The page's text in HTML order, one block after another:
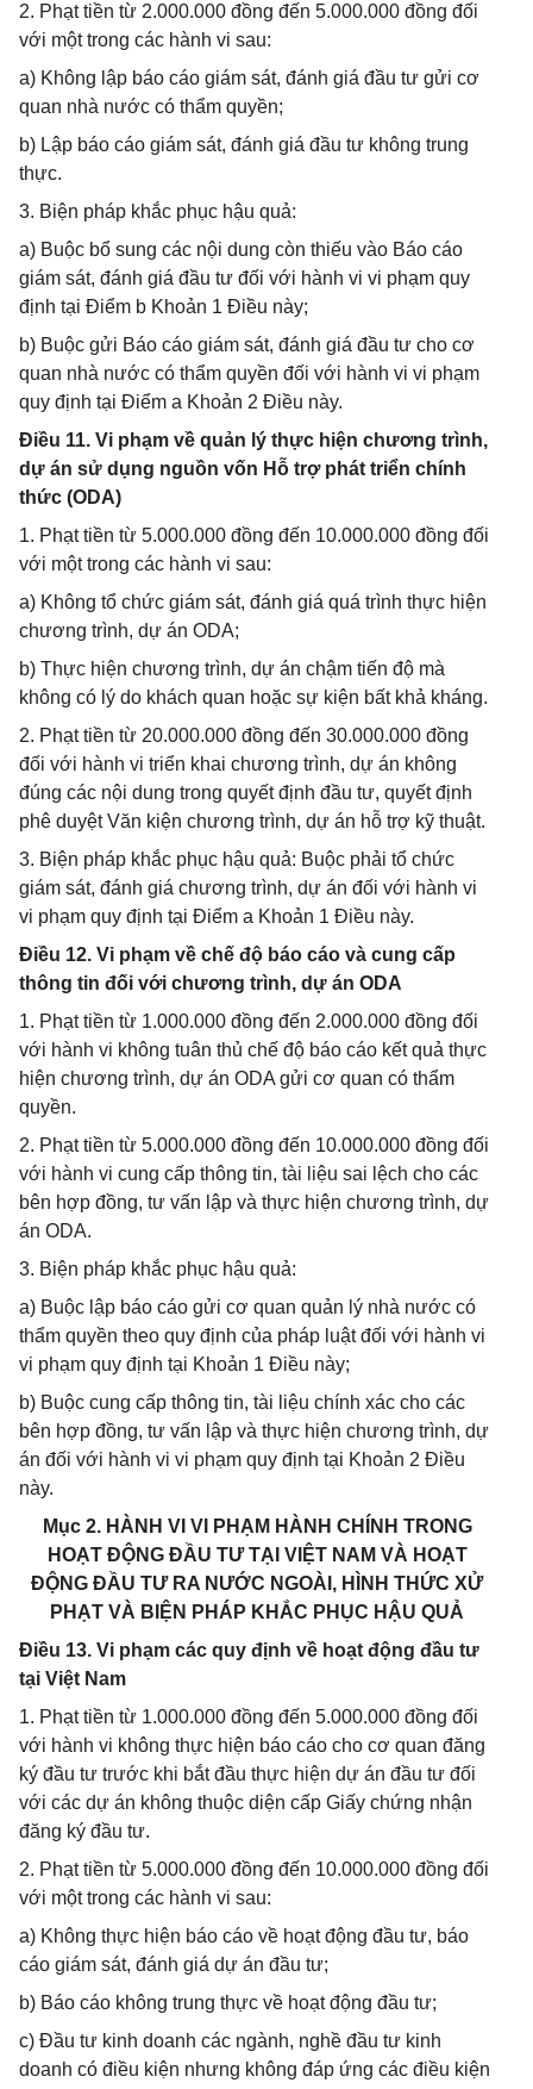
2. Phạt tiền từ 2.000.000 đồng đến 5.000.000 đồng đối
với một trong các hành vi sau:
a) Không lập báo cáo giám sát, đánh giá đầu tư gửi cơ
quan nhà nước có thẩm quyền;
b) Lập báo cáo giám sát, đánh giá đầu tư không trung
thực.
3. Biện pháp khắc phục hậu quả:
a) Buộc bổ sung các nội dung còn thiếu vào Báo cáo
giám sát, đánh giá đầu tư đối với hành vi vi phạm quy
định tại Điểm b Khoản 1 Điều này;
b) Buộc gửi Báo cáo giám sát, đánh giá đầu tư cho cơ
quan nhà nước có thẩm quyền đối với hành vi vi phạm
quy định tại Điểm a Khoản 2 Điều này.
Điều 11. Vi phạm về quản lý thực hiện chương trình,
dự án sử dụng nguồn vốn Hỗ trợ phát triển chính
thức (ODA)
1. Phạt tiền từ 5.000.000 đồng đến 10.000.000 đồng đối
với một trong các hành vi sau:
a) Không tổ chức giám sát, đánh giá quá trình thực hiện
chương trình, dự án ODA;
b) Thực hiện chương trình, dự án chậm tiến độ mà
không có lý do khách quan hoặc sự kiện bất khả kháng.
2. Phạt tiền từ 20.000.000 đồng đến 30.000.000 đồng
đối với hành vi triển khai chương trình, dự án không
đúng các nội dung trong quyết định đầu tư, quyết định
phê duyệt Văn kiện chương trình, dự án hỗ trợ kỹ thuật.
3. Biện pháp khắc phục hậu quả: Buộc phải tổ chức
giám sát, đánh giá chương trình, dự án đối với hành vi
vi phạm quy định tại Điểm a Khoản 1 Điều này.
Điều 12. Vi phạm về chế độ báo cáo và cung cấp
thông tin đối với chương trình, dự án ODA
1. Phạt tiền từ 1.000.000 đồng đến 2.000.000 đồng đối
với hành vi không tuân thủ chế độ báo cáo kết quả thực
hiện chương trình, dự án ODA gửi cơ quan có thẩm
quyền.
2. Phạt tiền từ 5.000.000 đồng đến 10.000.000 đồng đối
với hành vi cung cấp thông tin, tài liệu sai lệch cho các
bên hợp đồng, tư vấn lập và thực hiện chương trình, dự
án ODA.
3. Biện pháp khắc phục hậu quả:
a) Buộc lập báo cáo gửi cơ quan quản lý nhà nước có
thẩm quyền theo quy định của pháp luật đối với hành vi
vi phạm quy định tại Khoản 1 Điều này;
b) Buộc cung cấp thông tin, tài liệu chính xác cho các
bên hợp đồng, tư vấn lập và thực hiện chương trình, dự
án đối với hành vi vi phạm quy định tại Khoản 2 Điều
này.
Mục 2. HÀNH VI VI PHẠM HÀNH CHÍNH TRONG
HOẠT ĐỘNG ĐẦU TƯ TẠI VIỆT NAM VÀ HOẠT
ĐỘNG ĐẦU TƯ RA NƯỚC NGOÀI, HÌNH THỨC XỬ
PHẠT VÀ BIỆN PHÁP KHẮC PHỤC HẬU QUẢ
Điều 13. Vi phạm các quy định về hoạt động đầu tư
tại Việt Nam
1. Phạt tiền từ 1.000.000 đồng đến 5.000.000 đồng đối
với hành vi không thực hiện báo cáo cho cơ quan đăng
ký đầu tư trước khi bắt đầu thực hiện dự án đầu tư đối
với các dự án không thuộc diện cấp Giấy chứng nhận
đăng ký đầu tư.
2. Phạt tiền từ 5.000.000 đồng đến 10.000.000 đồng đối
với một trong các hành vi sau:
a) Không thực hiện báo cáo về hoạt động đầu tư, báo
cáo giám sát, đánh giá dự án đầu tư;
b) Báo cáo không trung thực về hoạt động đầu tư;
c) Đầu tư kinh doanh các ngành, nghề đầu tư kinh
doanh có điều kiện nhưng không đáp ứng các điều kiện